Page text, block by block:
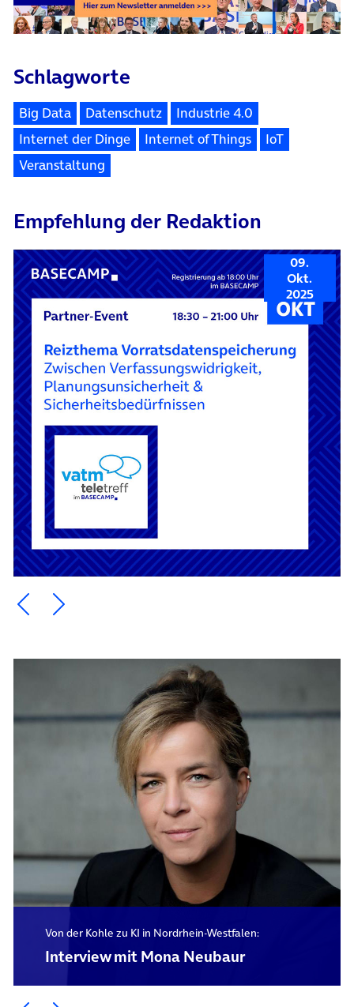
Schlagworte
Big Data Datenschutz
Industrie 4.0
Internet der Dinge
Internet of Things
IoT
Veranstaltung
Empfehlung der Redaktion
09.
Okt.
2025
Ein Element zurück blättern
Ein Element weiter blättern
Von der Kohle zu KI in Nordrhein-Westfalen:
Interview mit Mona Neubaur